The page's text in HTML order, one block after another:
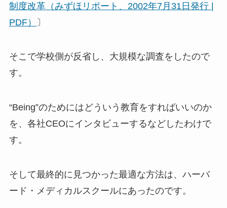
制度改革（みずほリポート、2002年7月31日発行 |
PDF）
〕
そこで学校側が反省し、大規模な調査をしたので
す。
“Being”のためにはどういう教育をすればいいのか
を、各社CEOにインタビューするなどしたわけで
す。
そして最終的に見つかった最適な方法は、ハーバ
ード・メディカルスクールにあったのです。